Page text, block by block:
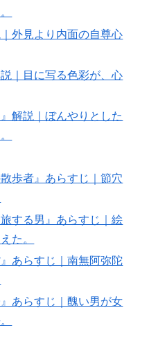
外見より内面の自尊心
｜目に写る色彩が、心
解説｜ぼんやりとした
歩者』あらすじ｜節穴
する男』あらすじ｜絵
た。
あらすじ｜南無阿弥陀
あらすじ｜醜い男が女